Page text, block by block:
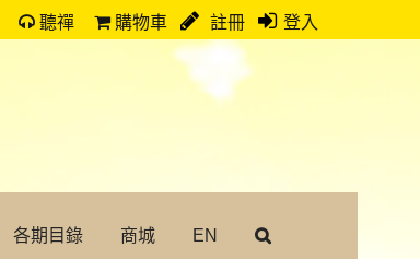
聽禪 購物車 註冊 登入
各期目錄 商城 EN